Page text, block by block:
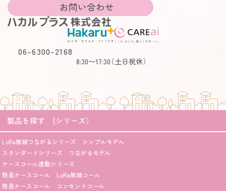
お問い合わせ
06-6300-2168
8:30〜17:30（土日祝休）
製品を探す (シリーズ）
LoRa無線つながるシリーズ シンプルモデル
スタンダードシリーズ つながるモデル
ナースコール連動シリーズ
簡易ナースコール LoRa無線コール
簡易ナースコール コンセントコール